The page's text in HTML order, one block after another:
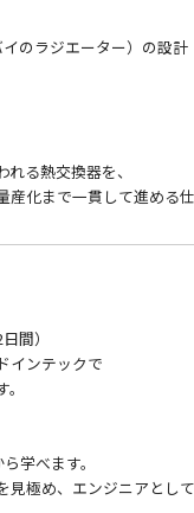
イのラジエーター）の設計
る熱交換器を、
化まで一貫して進める
間）
インテックで
学べます。
極め、エンジニアとし